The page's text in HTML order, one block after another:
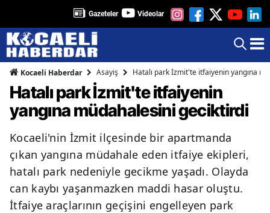
Gazeteler Videolar
Kocaeli Haberdar Asayiş Hatalı park İzmit'te itfaiyenin yangına
Hatalı park İzmit'te itfaiyenin
yangına müdahalesini geciktirdi
Kocaeli'nin İzmit ilçesinde bir apartmanda
çıkan yangına müdahale eden itfaiye ekipleri,
hatalı park nedeniyle gecikme yaşadı. Olayda
can kaybı yaşanmazken maddi hasar oluştu.
İtfaiye araçlarının geçişini engelleyen park